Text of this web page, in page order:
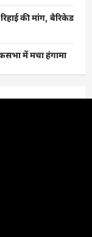
की मांग, बैरिकेड
में मचा हंगामा